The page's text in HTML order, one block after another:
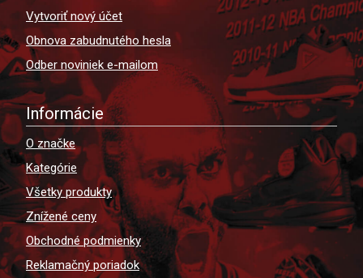
Vytvoriť nový účet
Obnova zabudnutého hesla
Odber noviniek e-mailom
Informácie
O značke
Kategórie
Všetky produkty
Znížené ceny
Obchodné podmienky
Reklamačný poriadok